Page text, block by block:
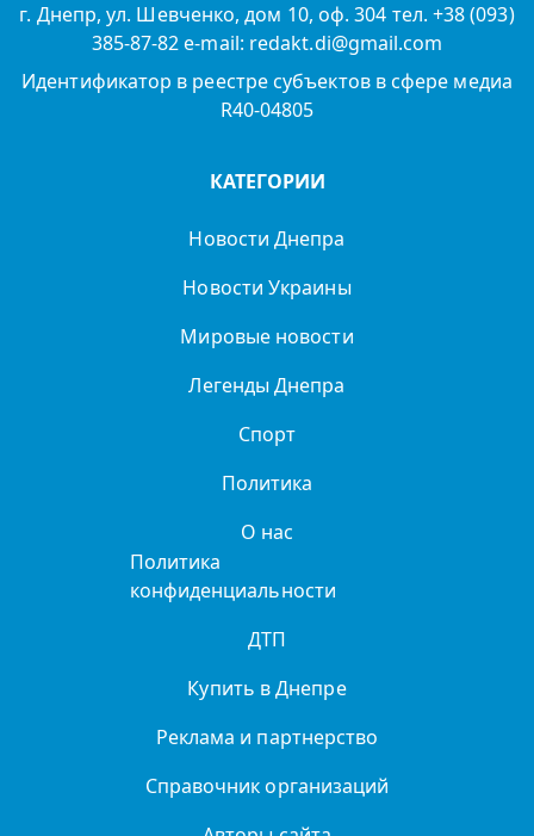
г. Днепр, ул. Шевченко, дом 10, оф. 304 тел. +38 (093)
385-87-82 e-mail: redakt.di@gmail.com
Идентификатор в реестре субъектов в сфере медиа
R40-04805
КАТЕГОРИИ
Новости Днепра
Новости Украины
Мировые новости
Легенды Днепра
Спорт
Политика
О нас
Политика
конфиденциальности
ДТП
Купить в Днепре
Реклама и партнерство
Справочник организаций